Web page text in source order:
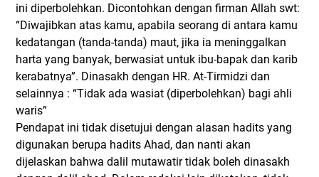
ini diperbolehkan. Dicontohkan dengan firman Allah swt:
“Diwajibkan atas kamu, apabila seorang di antara kamu
kedatangan (tanda-tanda) maut, jika ia meninggalkan
harta yang banyak, berwasiat untuk ibu-bapak dan karib
kerabatnya”. Dinasakh dengan HR. At-Tirmidzi dan
selainnya : “Tidak ada wasiat (diperbolehkan) bagi ahli
waris”
Pendapat ini tidak disetujui dengan alasan hadits yang
digunakan berupa hadits Ahad, dan nanti akan
dijelaskan bahwa dalil mutawatir tidak boleh dinasakh